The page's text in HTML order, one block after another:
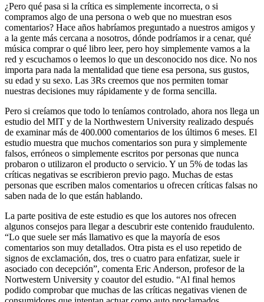
¿Pero qué pasa si la crítica es simplemente incorrecta, o si
compramos algo de una persona o web que no muestran esos
comentarios? Hace años habríamos preguntado a nuestros amigos y
a la gente más cercana a nosotros, dónde podríamos ir a cenar, qué
música comprar o qué libro leer, pero hoy simplemente vamos a la
red y escuchamos o leemos lo que un desconocido nos dice. No nos
importa para nada la mentalidad que tiene esa persona, sus gustos,
su edad y su sexo. Las 3Rs creemos que nos permiten tomar
nuestras decisiones muy rápidamente y de forma sencilla.
Pero si creíamos que todo lo teníamos controlado, ahora nos llega un
estudio del MIT y de la Northwestern University realizado después
de examinar más de 400.000 comentarios de los últimos 6 meses. El
estudio muestra que muchos comentarios son pura y simplemente
falsos, erróneos o simplemente escritos por personas que nunca
probaron o utilizaron el producto o servicio. Y un 5% de todas las
críticas negativas se escribieron previo pago. Muchas de estas
personas que escriben malos comentarios u ofrecen críticas falsas no
saben nada de lo que están hablando.
La parte positiva de este estudio es que los autores nos ofrecen
algunos consejos para llegar a descubrir este contenido fraudulento.
“Lo que suele ser más llamativo es que la mayoría de esos
comentarios son muy detallados. Otra pista es el uso repetido de
signos de exclamación, dos, tres o cuatro para enfatizar, suele ir
asociado con decepción”, comenta Eric Anderson, profesor de la
Nortwestern University y coautor del estudio. “Al final hemos
podido comprobar que muchas de las críticas negativas vienen de